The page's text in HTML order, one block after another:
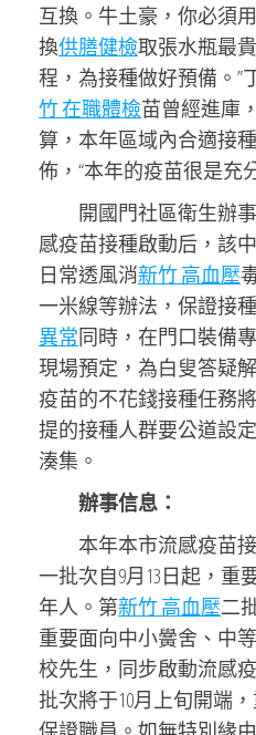
互換。牛土豪，你必須
換供膳健檢取張水瓶最
程，為接種做好預備。”
竹 在職體檢苗曾經進庫
算，本年區域內合適接
佈，“本年的疫苗很是充
開國門社區衛生辦
感疫苗接種啟動后，該
日常透風消新竹 高血壓
一米線等辦法，保證接
異常同時，在門口裝備
現場預定，為白叟答疑
疫苗的不花錢接種任務
提的接種人群要公道設
湊集。
辦事信息：
本年本市流感疫苗
一批次自9月13日起，重
年人。第新竹 高血壓二
重要面向中小黌舍、中
校先生，同步啟動流感
批次將于10月上旬開端